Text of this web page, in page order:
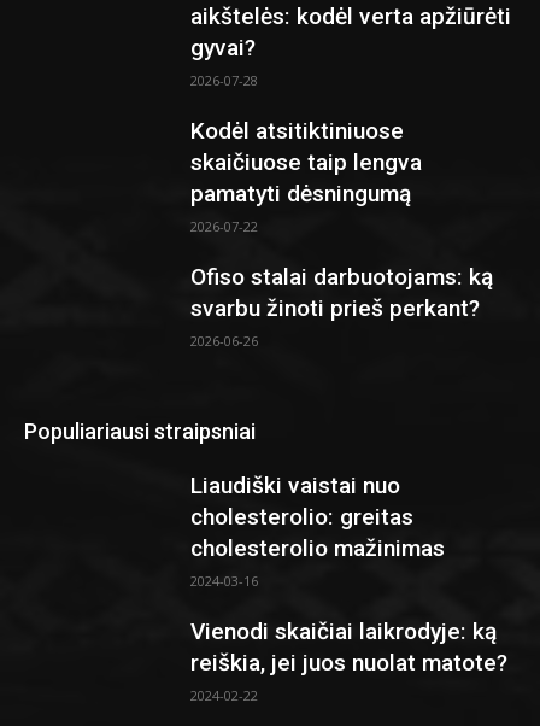
aikštelės: kodėl verta apžiūrėti
gyvai?
2026-07-28
Kodėl atsitiktiniuose
skaičiuose taip lengva
pamatyti dėsningumą
2026-07-22
Ofiso stalai darbuotojams: ką
svarbu žinoti prieš perkant?
2026-06-26
Populiariausi straipsniai
Liaudiški vaistai nuo
cholesterolio: greitas
cholesterolio mažinimas
2024-03-16
Vienodi skaičiai laikrodyje: ką
reiškia, jei juos nuolat matote?
2024-02-22